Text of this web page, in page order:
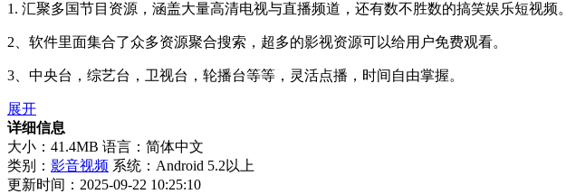
1. 汇聚多国节目资源，涵盖大量高清电视与直播频道，还有数不胜数的搞笑娱乐短视频。
2、软件里面集合了众多资源聚合搜索，超多的影视资源可以给用户免费观看。
3、中央台，综艺台，卫视台，轮播台等等，灵活点播，时间自由掌握。
展开
详细信息
大小：41.4MB 语言：简体中文
类别： 影音视频 系统：Android 5.2以上
更新时间：2025-09-22 10:25:10